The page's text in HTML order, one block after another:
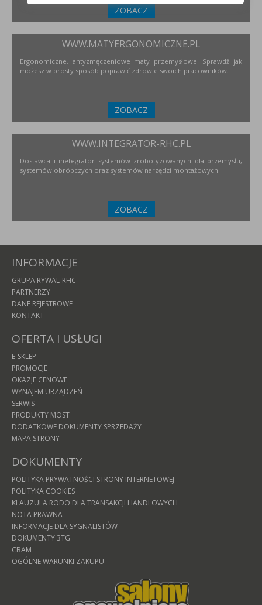
ZOBACZ
WWW.MATYERGONOMICZNE.PL
Ergonomiczne, antyzmęczeniowe maty przemysłowe. Sprawdź jak
możesz w prosty sposób poprawić zdrowie swoich pracowników.
ZOBACZ
WWW.INTEGRATOR-RHC.PL
Dostawca i inetegrator systemów zrobotyzowanych dla przemysłu,
systemów obróbczych oraz systemów narzędzi montażowych.
ZOBACZ
INFORMACJE
GRUPA RYWAL-RHC
PARTNERZY
DANE REJESTROWE
KONTAKT
OFERTA I USŁUGI
E-SKLEP
PROMOCJE
OKAZJE CENOWE
WYNAJEM URZĄDZEŃ
SERWIS
PRODUKTY MOST
DODATKOWE DOKUMENTY SPRZEDAŻY
MAPA STRONY
DOKUMENTY
POLITYKA PRYWATNOŚCI STRONY INTERNETOWEJ
POLITYKA COOKIES
KLAUZULA RODO DLA TRANSAKCJI HANDLOWYCH
NOTA PRAWNA
INFORMACJE DLA SYGNALISTÓW
DOKUMENTY 3TG
CBAM
OGÓLNE WARUNKI ZAKUPU